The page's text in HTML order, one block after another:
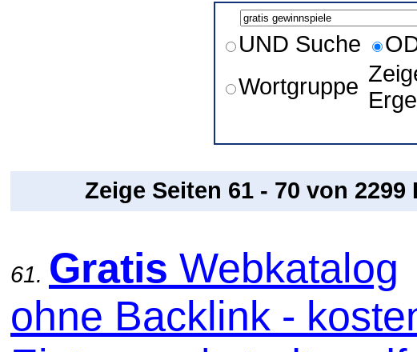
UND Suche
Wortgruppe
Zeige Seiten 61 - 70 von
61. Gratis Webkatalog
ohne Backlink -